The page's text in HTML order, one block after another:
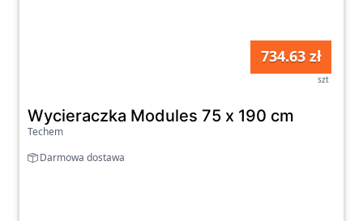
734.63 zł
szt
Wycieraczka Modules 75 x 190 cm
Techem
Darmowa dostawa